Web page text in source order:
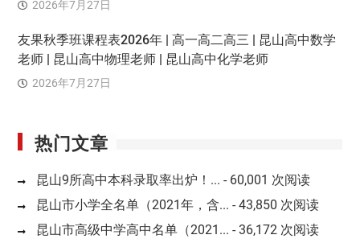
2026年7月27日
友果秋季班课程表2026年 | 高一高二高三 | 昆山高中数学
老师 | 昆山高中物理老师 | 昆山高中化学老师
2026年7月27日
热门文章
昆山9所高中本科录取率出炉！... - 60,001 次阅读
昆山市小学全名单（2021年，含... - 43,850 次阅读
昆山市高级中学高中名单（2021... - 36,172 次阅读